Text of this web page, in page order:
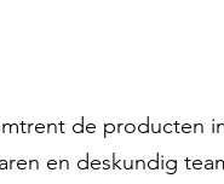
de producten
en deskundig